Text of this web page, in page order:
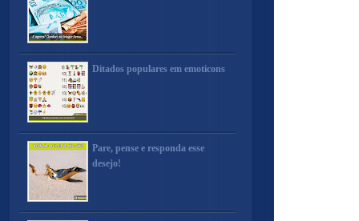
Ditados populares em emoticons
Pare, pense e responda esse
desejo!